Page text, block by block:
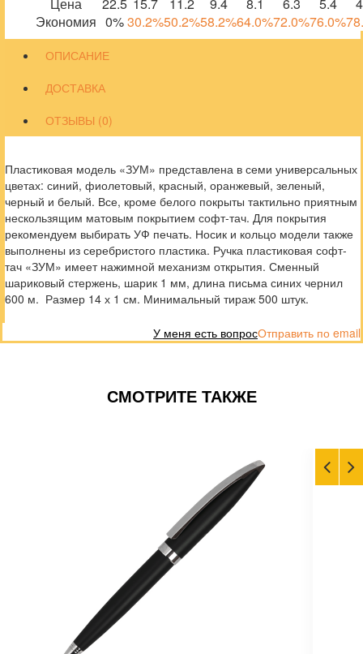
Экономия 0%30.2%50.2%58.2%64.0%72.0%76.0%
ОПИСАНИЕ
ДОСТАВКА
ОТЗЫВЫ (0)
Пластиковая модель «ЗУМ» представлена в семи универсальных
цветах: синий, фиолетовый, красный, оранжевый, зеленый,
черный и белый. Все, кроме белого покрыты тактильно приятным
нескользящим матовым покрытием софт-тач. Для покрытия
рекомендуем выбирать УФ печать. Носик и кольцо модели также
выполнены из серебристого пластика. Ручка пластиковая софт-
тач «ЗУМ» имеет нажимной механизм открытия. Сменный
шариковый стержень, шарик 1 мм, длина письма синих чернил
600 м. Размер 14 х 1 см. Минимальный тираж 500 штук.
Отправить по email
У меня есть вопрос
СМОТРИТЕ ТАКЖЕ